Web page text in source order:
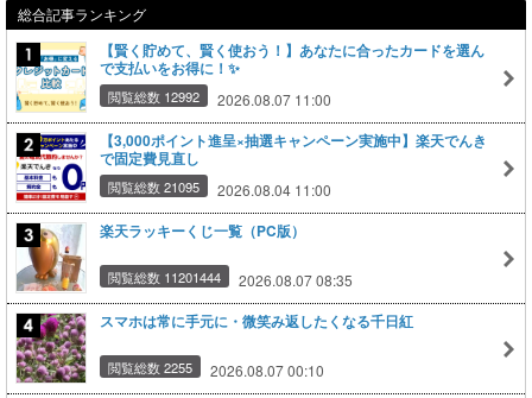
総合記事ランキング
【賢く貯めて、賢く使おう！】あなたに合ったカードを選ん
で支払いをお得に！✨
閲覧総数 12992 2026.08.07 11:00
【3,000ポイント進呈×抽選キャンペーン実施中】楽天でんき
で固定費見直し
閲覧総数 21095 2026.08.04 11:00
楽天ラッキーくじ一覧（PC版）
閲覧総数 11201444 2026.08.07 08:35
スマホは常に手元に・微笑み返したくなる千日紅
閲覧総数 2255 2026.08.07 00:10